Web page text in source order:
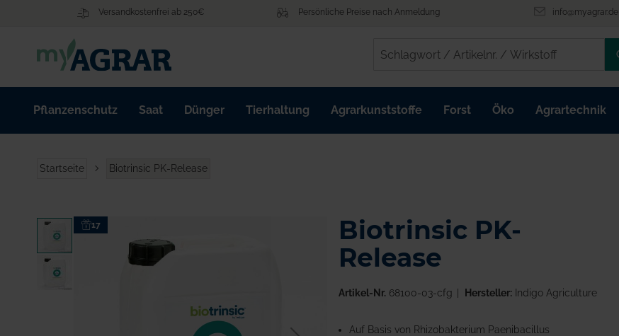
Versandkostenfrei ab 250€ Persönliche Preise nach Anmeldung info@myagrar.de
Pflanzenschutz Saat Dünger Tierhaltung Agrarkunststoffe Forst Öko Agrartechnik
Startseite Biotrinsic PK-Release
Zum
Ende
der
Bildgalerie
17
Biotrinsic PK-
Release
Artikel-Nr. 68100-03-cfg Hersteller:Indigo Agriculture
Auf Basis von Rhizobakterium Paenibacillus